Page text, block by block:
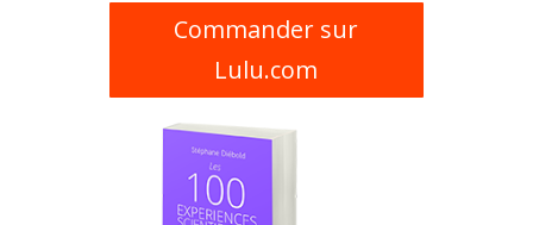
Commander sur
Lulu.com